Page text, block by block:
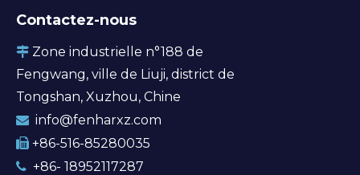
Contactez-nous
 Zone industrielle n°188 de
Fengwang, ville de Liuji, district de
Tongshan, Xuzhou, Chine
 info@fenharxz.com
 +86-516-85280035
 +86- 18952117287